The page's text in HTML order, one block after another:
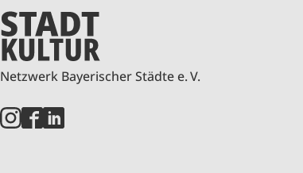
Netzwerk Bayerischer Städte e. V.